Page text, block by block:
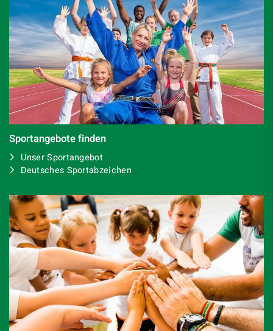
Sportangebote finden
Unser Sportangebot
Deutsches Sportabzeichen